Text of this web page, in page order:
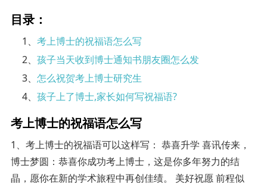
目录：
1、考上博士的祝福语怎么写
2、孩子当天收到博士通知书朋友圈怎么发
3、怎么祝贺考上博士研究生
4、孩子上了博士,家长如何写祝福语?
考上博士的祝福语怎么写
1、考上博士的祝福语可以这样写： 恭喜升学 喜讯传来，
博士梦圆：恭喜你成功考上博士，这是你多年努力的结
晶，愿你在新的学术旅程中再创佳绩。 美好祝愿 前程似